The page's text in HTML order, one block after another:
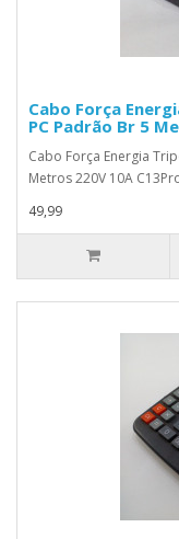
Cabo Força
PC Padrão Br 5
Cabo Força Energia
Metros 220V 10A
49,99